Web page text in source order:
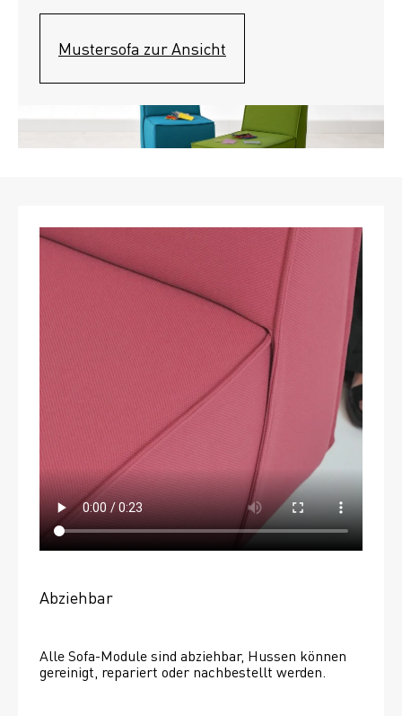
Mustersofa zur Ansicht
Abziehbar
Alle Sofa-Module sind abziehbar, Hussen können
gereinigt, repariert oder nachbestellt werden.